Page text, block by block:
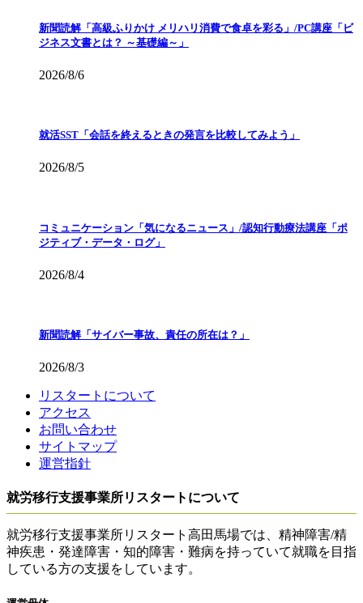
新聞読解「高級ふりかけ メリハリ消費で食卓を彩る」/PC講座「ビ
ジネス文書とは？ ～基礎編～」
2026/8/6
就活SST「会話を終えるときの発言を比較してみよう」
2026/8/5
コミュニケーション「気になるニュース」/認知行動療法講座「ポ
ジティブ・データ・ログ」
2026/8/4
新聞読解「サイバー事故、責任の所在は？」
2026/8/3
リスタートについて
アクセス
お問い合わせ
サイトマップ
運営指針
就労移行支援事業所リスタートについて
就労移行支援事業所リスタート高田馬場では、精神障害/精
神疾患・発達障害・知的障害・難病を持っていて就職を目指
している方の支援をしています。